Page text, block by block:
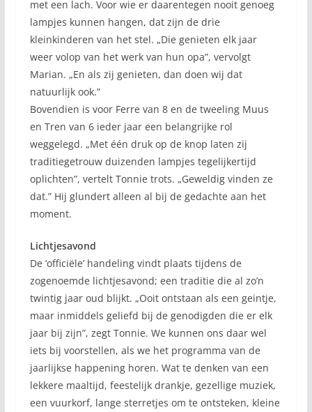
met een lach. Voor wie er daarentegen nooit genoeg
lampjes kunnen hangen, dat zijn de drie
kleinkinderen van het stel. „Die genieten elk jaar
weer volop van het werk van hun opa”, vervolgt
Marian. „En als zij genieten, dan doen wij dat
natuurlijk ook.”
Bovendien is voor Ferre van 8 en de tweeling Muus
en Tren van 6 ieder jaar een belangrijke rol
weggelegd. „Met één druk op de knop laten zij
traditiegetrouw duizenden lampjes tegelijkertijd
oplichten”, vertelt Tonnie trots. „Geweldig vinden ze
dat.” Hij glundert alleen al bij de gedachte aan het
moment.
Lichtjesavond
De ‘officiële’ handeling vindt plaats tijdens de
zogenoemde lichtjesavond; een traditie die al zo’n
twintig jaar oud blijkt. „Ooit ontstaan als een geintje,
maar inmiddels geliefd bij de genodigden die er elk
jaar bij zijn”, zegt Tonnie. We kunnen ons daar wel
iets bij voorstellen, als we het programma van de
jaarlijkse happening horen. Wat te denken van een
lekkere maaltijd, feestelijk drankje, gezellige muziek,
een vuurkorf, lange sterretjes om te ontsteken, kleine